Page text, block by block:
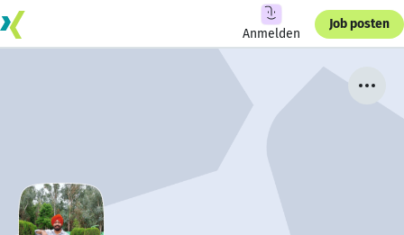
Anmelden
Job posten